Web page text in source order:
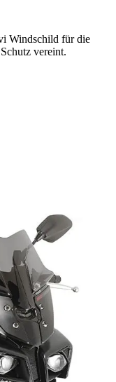
Windschild für die
vereint.